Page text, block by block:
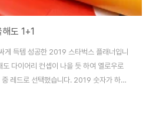
도 1+1
게 득템 성공한 2019 스타벅스 플래너입니
다이어리 컨셉이 나을 듯 하여 옐로우로
레드로 선택했습니다. 2019 숫자가 하단
잡은 스벅. 레드는 평범한 스벅 다이러리 컨